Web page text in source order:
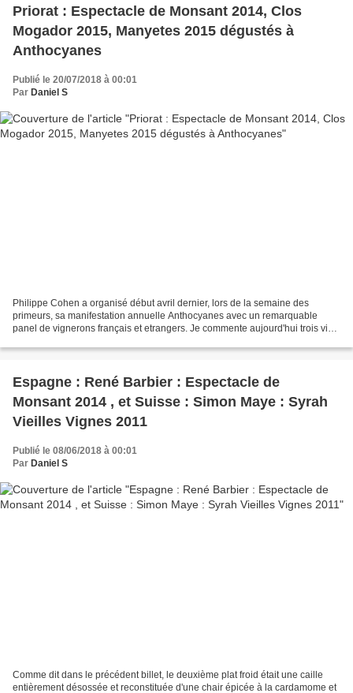
Priorat : Espectacle de Monsant 2014, Clos
Mogador 2015, Manyetes 2015 dégustés à
Anthocyanes
Publié le 20/07/2018 à 00:01
Par Daniel S
Philippe Cohen a organisé début avril dernier, lors de la semaine des
primeurs, sa manifestation annuelle Anthocyanes avec un remarquable
panel de vignerons français et etrangers. Je commente aujourd'hui trois vins
Espagne : René Barbier : Espectacle de
Monsant 2014 , et Suisse : Simon Maye : Syrah
Vieilles Vignes 2011
Publié le 08/06/2018 à 00:01
Par Daniel S
Comme dit dans le précédent billet, le deuxième plat froid était une caille
entièrement désossée et reconstituée d'une chair épicée à la cardamome et